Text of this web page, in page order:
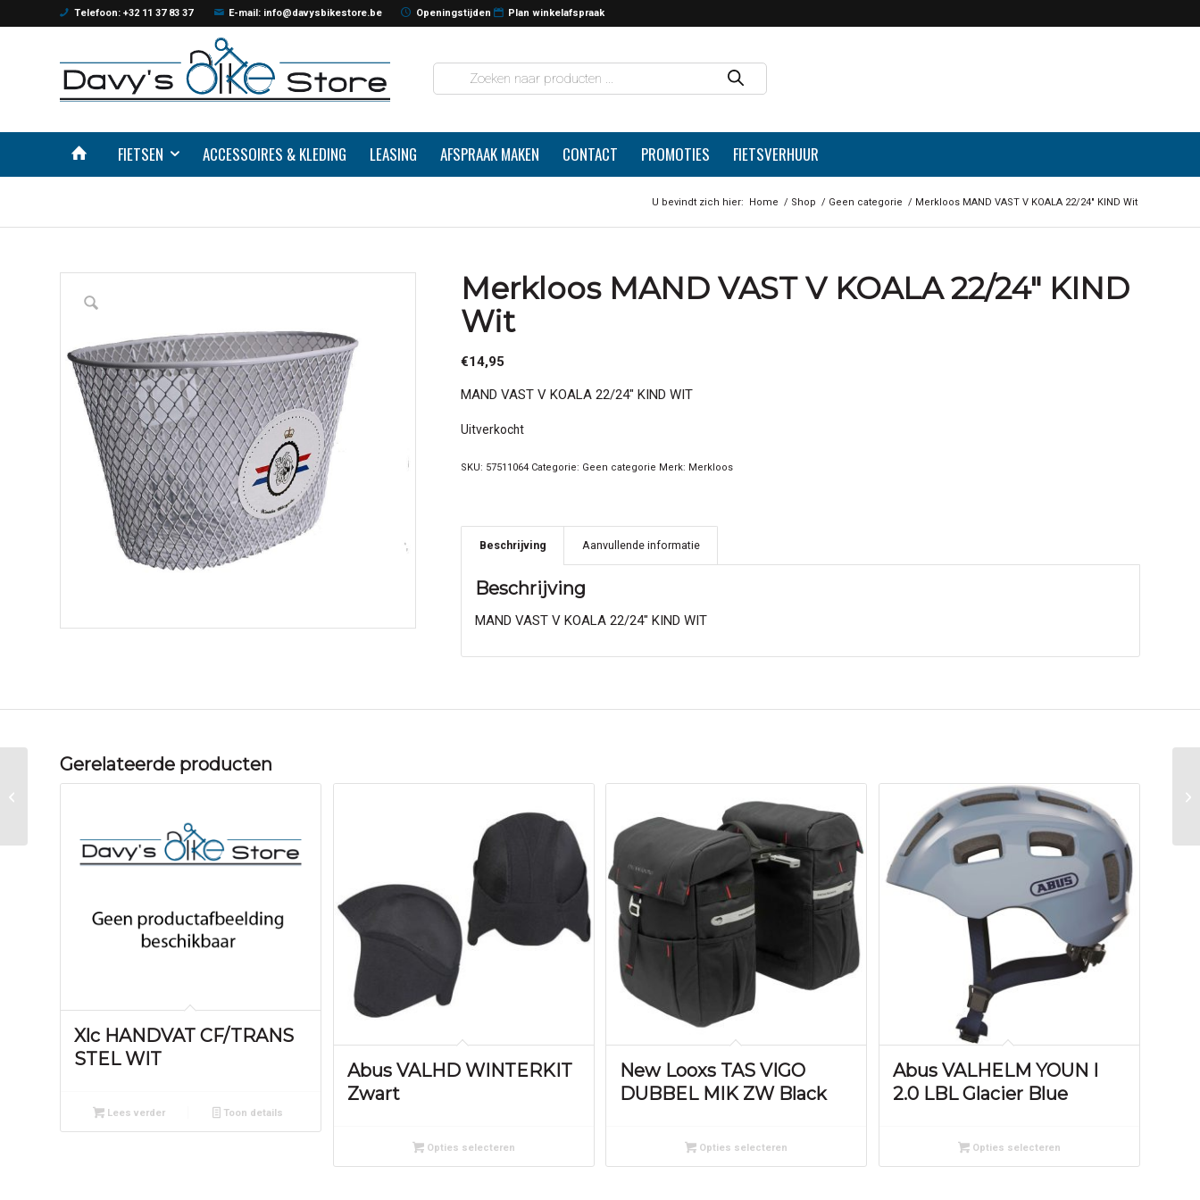
Telefoon: +32 11 37 83 37 E-mail: info@davysbikestore.be Openingstijden Plan winkelafspraak
FIETSEN ACCESSOIRES & KLEDING LEASING AFSPRAAK MAKEN CONTACT PROMOTIES FIETSVERHUUR
U bevindt zich hier: Home / Shop / Geen categorie / Merkloos MAND VAST V KOALA 22/24″ KIND Wit
Merkloos MAND VAST V KOALA 22/24″ KIND
Wit
€14,95
MAND VAST V KOALA 22/24″ KIND WIT
Uitverkocht
SKU: 57511064 Categorie: Geen categorie Merk: Merkloos
Beschrijving Aanvullende informatie
Beschrijving
MAND VAST V KOALA 22/24″ KIND WIT
Gerelateerde producten
Xlc HANDVAT CF/TRANS
STEL WIT
Lees verder Toon details
Abus VALHD WINTERKIT
Zwart
Opties selecteren
New Looxs TAS VIGO
DUBBEL MIK ZW Black
Opties selecteren
Abus VALHELM YOUN I
2.0 LBL Glacier Blue
Opties selecteren
Merkloos MAND VAST V KOALA 12″